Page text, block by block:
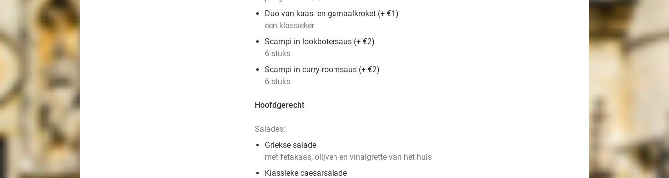
Duo van kaas- en garnaalkroket (+ €1)
een klassieker
Scampi in lookbotersaus (+ €2)
6 stuks
Scampi in curry-roomsaus (+ €2)
6 stuks
Hoofdgerecht
Salades:
Griekse salade
met fetakaas, olijven en vinaigrette van het huis
Klassieke caesarsalade